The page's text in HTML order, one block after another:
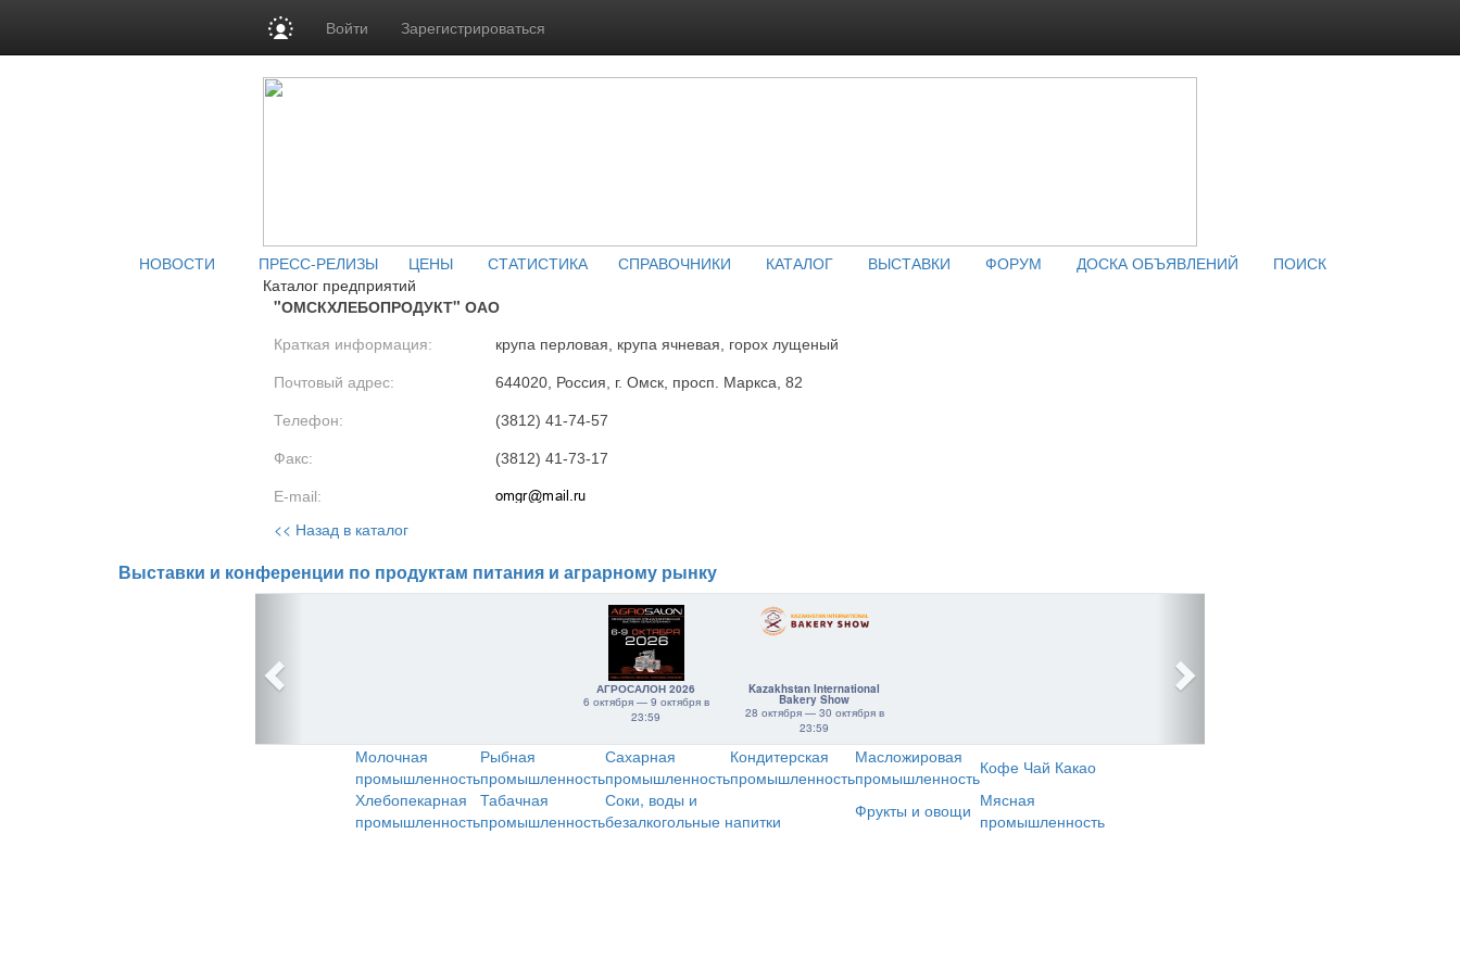
Войти Зарегистрироваться
НОВОСТИ ПРЕСС-РЕЛИЗЫ ЦЕНЫ СТАТИСТИКА СПРАВОЧНИКИ КАТАЛОГ ВЫСТАВКИ ФОРУМ ДОСКА ОБЪЯВЛЕНИЙ
ПОИСК
Каталог предприятий
"ОМСКХЛЕБОПРОДУКТ" ОАО
Краткая информация: крупа перловая, крупа ячневая, горох лущеный
Почтовый адрес: 644020, Россия, г. Омск, просп. Маркса, 82
Телефон: (3812) 41-74-57
Факс: (3812) 41-73-17
E-mail:
<< Назад в каталог
Выставки и конференции по продуктам питания и аграрному рынку
АГРОСАЛОН 2026
6 октября — 9 октября в
23:59
Kazakhstan International
Bakery Show
28 октября — 30 октября в
23:59
Молочная
промышленность
Рыбная
промышленность
Сахарная
промышленность
Кондитерская
промышленность
Масложировая
промышленностьКофе Чай Какао
Хлебопекарная
промышленность
Табачная
промышленность
Соки, воды и
безалкогольные напитки
Фрукты и овощи Мясная
промышленность